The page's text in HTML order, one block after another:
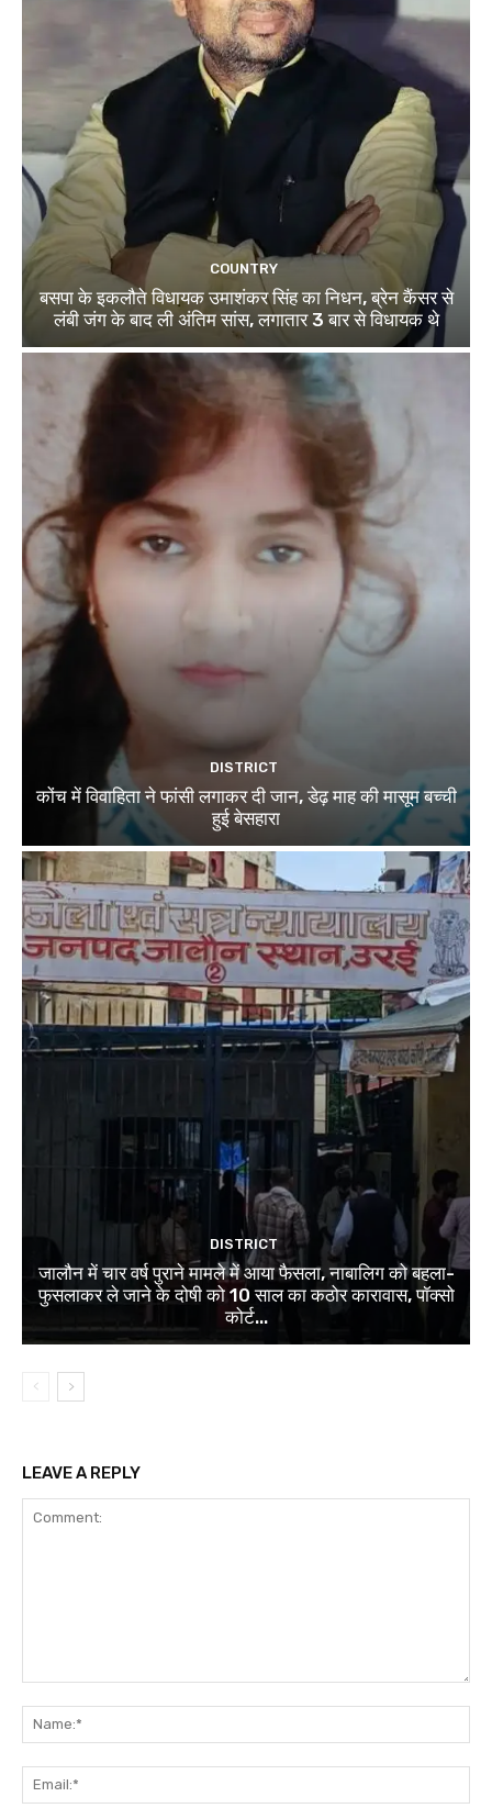
COUNTRY
बसपा के इकलौते विधायक उमाशंकर सिंह का निधन, ब्रेन कैंसर से
लंबी जंग के बाद ली अंतिम सांस, लगातार 3 बार से विधायक थे
DISTRICT
कोंच में विवाहिता ने फांसी लगाकर दी जान, डेढ़ माह की मासूम बच्ची
हुई बेसहारा
DISTRICT
जालौन में चार वर्ष पुराने मामले में आया फैसला, नाबालिग को बहला-
फुसलाकर ले जाने के दोषी को 10 साल का कठोर कारावास, पॉक्सो
कोर्ट...
LEAVE A REPLY